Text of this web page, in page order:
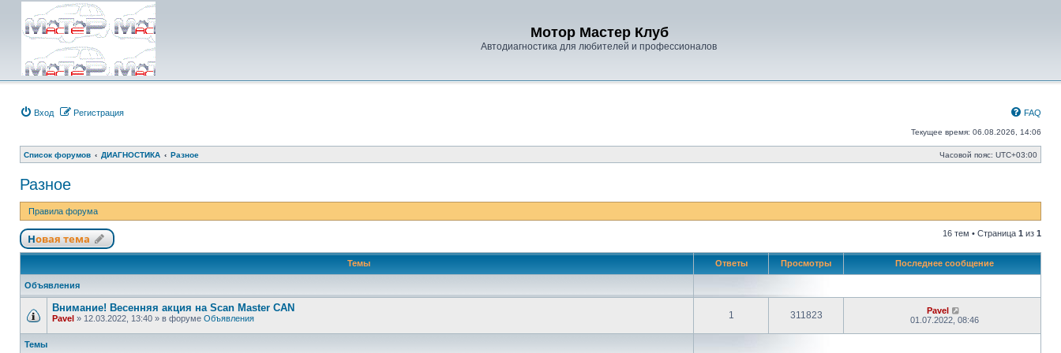
Мотор Мастер Клуб
Автодиагностика для любителей и профессионалов
Вход Регистрация FAQ
Текущее время: 06.08.2026, 14:06
Список форумов ДИАГНОСТИКА Разное Часовой пояс: UTC+03:00
Разное
Правила форума
Новая тема 16 тем • Страница 1 из 1
Темы Ответы Просмотры Последнее сообщение
Объявления
Внимание! Весенняя акция на Scan Master CAN
Pavel » 12.03.2022, 13:40 » в форуме Объявления 1 311823
Pavel
01.07.2022, 08:46
Темы